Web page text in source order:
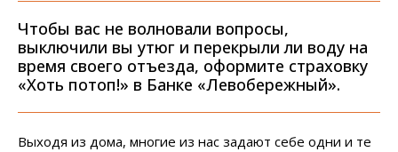
Чтобы вас не волновали вопросы,
выключили вы утюг и перекрыли ли воду на
время своего отъезда, оформите страховку
«Хоть потоп!» в Банке «Левобережный».
Выходя из дома, многие из нас задают себе одни и те